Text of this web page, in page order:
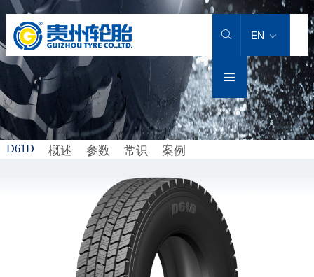
 EN

产品中心
卡客车轮胎
工程机械轮胎
工业车辆轮胎
农业机械轮胎
卡客车轮胎
轻型载重货车轮胎
载重货车轮胎
客运汽车轮胎
城市轨道交通轮胎
工程机械轮胎
铲运机重型自卸车
堆高机
龙门吊
正面吊
工业车辆轮胎
实心轮胎
充气斜交工业轮胎
充气全钢工业轮胎
农业机械轮胎
大型农业子午胎
小型农业子午胎
小型农业斜交轮胎
大型农业斜交轮胎
解决方案
卡客车轮胎
工程机械轮胎
工业车辆轮胎
农业轮胎
匠心智造
科研实力
技术创新
科研团队
科研专利
服务支持
售后服务
轮胎小常识
下载专区
销售服务热线
投资者关系
公司公告
股价信息
新闻中心
新闻动态
专题专栏
招标/比选公告
关于我们
公司介绍
集团品牌
公司荣誉
发展历程
加入贵轮
社会招聘
人才理念
我在贵轮
D61D 概述 参数 常识 案例